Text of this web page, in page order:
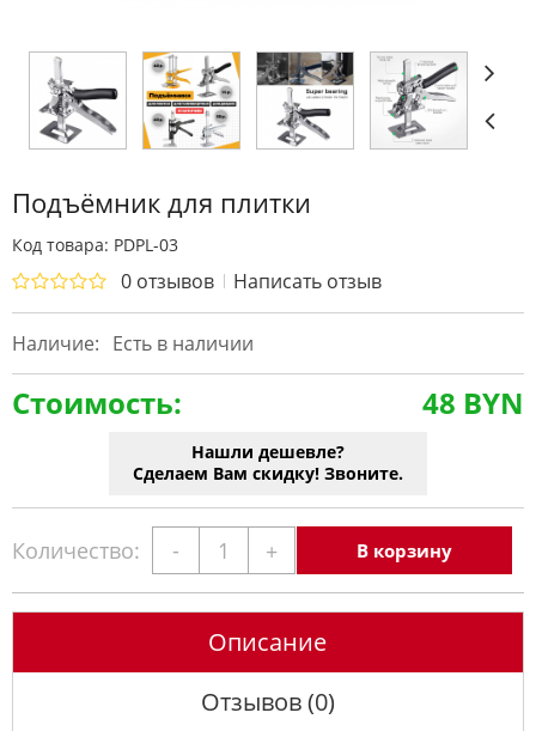
Подъёмник для плитки
Код товара: PDPL-03
0 отзывов Написать отзыв
Наличие: Есть в наличии
Стоимость: 48 BYN
Нашли дешевле?
Сделаем Вам скидку! Звоните.
Количество: - + В корзину
Описание
Отзывов (0)